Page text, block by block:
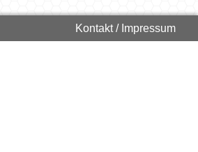
Kontakt / Impressum